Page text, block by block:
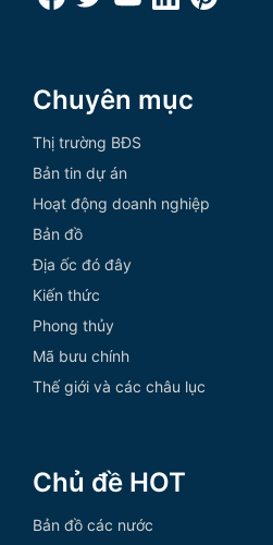
Chuyên mục
Thị trường BĐS
Bản tin dự án
Hoạt động doanh nghiệp
Bản đồ
Địa ốc đó đây
Kiến thức
Phong thủy
Mã bưu chính
Thế giới và các châu lục
Chủ đề HOT
Bản đồ các nước